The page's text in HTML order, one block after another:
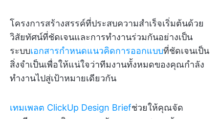
โครงการสร้างสรรค์ที่ประสบความสำเร็จเริ่มต้นด้วย
วิสัยทัศน์ที่ชัดเจนและการทำงานร่วมกันอย่างเป็น
ระบบเอกสารกำหนดแนวคิดการออกแบบที่ชัดเจนเป็น
สิ่งจำเป็นเพื่อให้แน่ใจว่าทีมงานทั้งหมดของคุณกำลัง
ทำงานไปสู่เป้าหมายเดียวกัน
เทมเพลต ClickUp Design Briefช่วยให้คุณจัด